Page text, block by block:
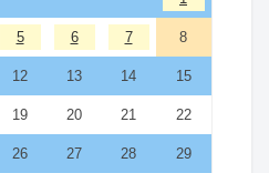
5 6 7 8
12 13 14 15
19 20 21 22
26 27 28 29